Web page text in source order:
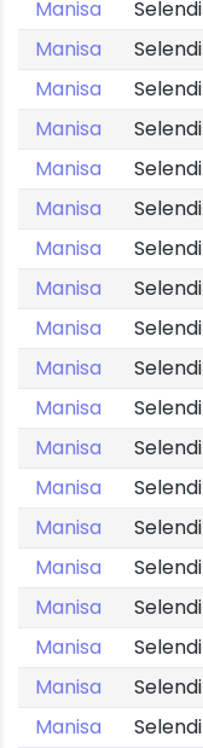
Manisa
Selendi
Manisa
Selendi
Manisa
Selendi
Manisa
Selendi
Manisa
Selendi
Manisa
Selendi
Manisa
Selendi
Manisa
Selendi
Manisa
Selendi
Manisa
Selendi
Manisa
Selendi
Manisa
Selendi
Manisa
Selendi
Manisa
Selendi
Manisa
Selendi
Manisa
Selendi
Manisa
Selendi
Manisa
Selendi
Manisa
Selendi